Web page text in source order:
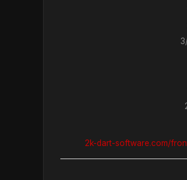
2k-dart-software.com/